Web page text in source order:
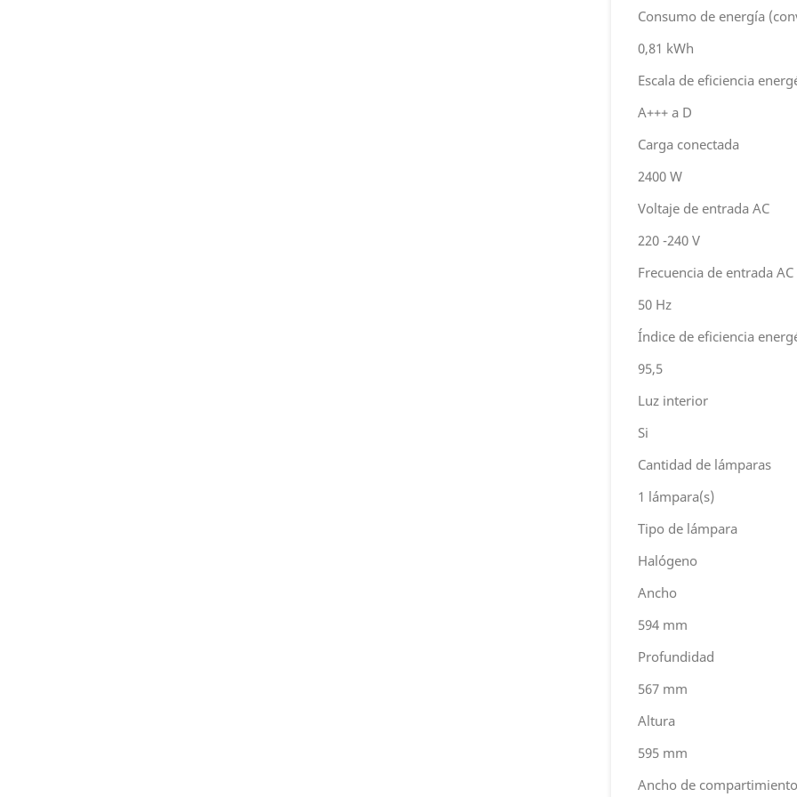
Consumo de energía
0,81 kWh
Escala de eficiencia
A+++ a D
Carga conectada
2400 W
Voltaje de entrada AC
220 -240 V
Frecuencia de entrada AC
50 Hz
Índice de eficiencia
95,5
Luz interior
Si
Cantidad de lámparas
1 lámpara(s)
Tipo de lámpara
Halógeno
Ancho
594 mm
Profundidad
567 mm
Altura
595 mm
Ancho de